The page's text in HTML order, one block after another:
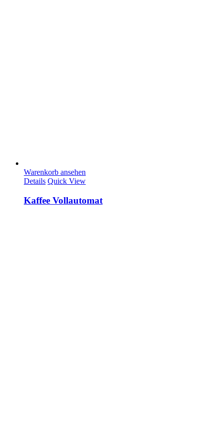
Warenkorb ansehen
Details Quick View
Kaffee Vollautomat